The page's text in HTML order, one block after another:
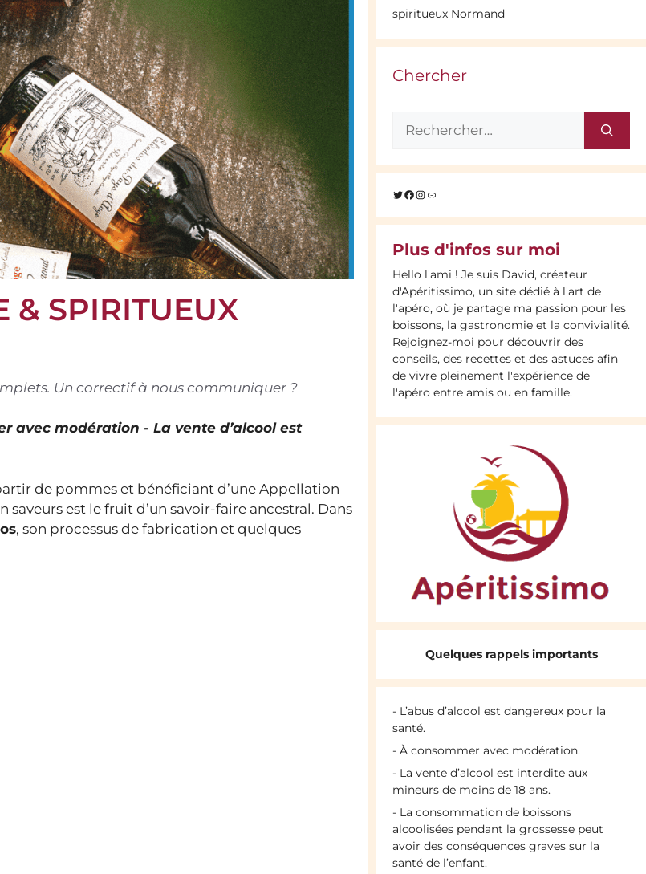
& SPIRITUEUX
Un correctif à nous communiquer ?
avec modération - La vente d’alcool est
de pommes et bénéficiant d’une Appellation
saveurs est le fruit d’un savoir-faire ancestral. Dans
, son processus de fabrication et quelques
spiritueux Normand
Chercher
Rechercher :
Twitter
Facebook
Instagram
Lien
Plus d'infos sur moi
Hello l'ami ! Je suis David, créateur
d'Apéritissimo, un site dédié à l'art de
l'apéro, où je partage ma passion pour les
boissons, la gastronomie et la convivialité.
Rejoignez-moi pour découvrir des
conseils, des recettes et des astuces afin
de vivre pleinement l'expérience de
l'apéro entre amis ou en famille.
Quelques rappels importants
- L’abus d’alcool est dangereux pour la
santé.
- À consommer avec modération.
- La vente d’alcool est interdite aux
mineurs de moins de 18 ans.
- La consommation de boissons
alcoolisées pendant la grossesse peut
avoir des conséquences graves sur la
santé de l’enfant.